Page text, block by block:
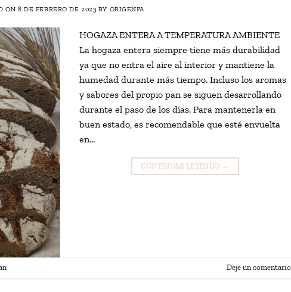
ON8 DE FEBRERO DE 2023 BY ORIGENPA
HOGAZA ENTERA A TEMPERATURA AMBIENTE
La hogaza entera siempre tiene más durabilidad
ya que no entra el aire al interior y mantiene la
humedad durante más tiempo. Incluso los aromas
y sabores del propio pan se siguen desarrollando
durante el paso de los días. Para mantenerla en
buen estado, es recomendable que esté envuelta
en…
CONTINUAR LEYENDO →
Deje un comentario